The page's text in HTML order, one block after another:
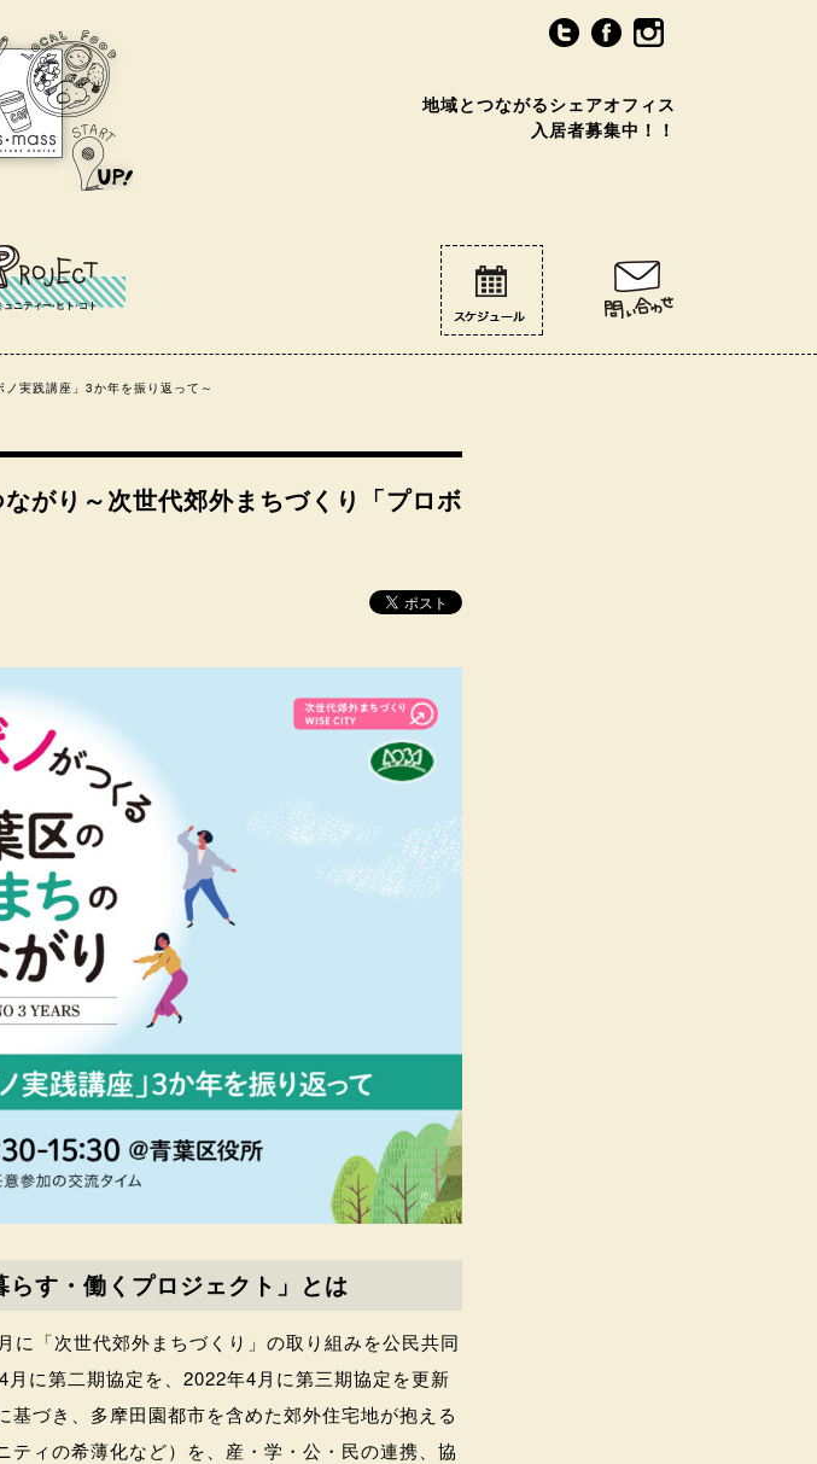
地域とつながるシェアオフィス
入居者募集中！！
ュニティー⋅ヒト⋅コト
実践講座」3か年を振り返って～
がり～次世代郊外まちづくり「プロボ
す・働くプロジェクト」とは
「次世代郊外まちづくり」の取り組みを公民共同
に第二期協定を、2022年4月に第三期協定を更新
づき、多摩田園都市を含めた郊外住宅地が抱える
ィの希薄化など）を、産・学・公・民の連携、協